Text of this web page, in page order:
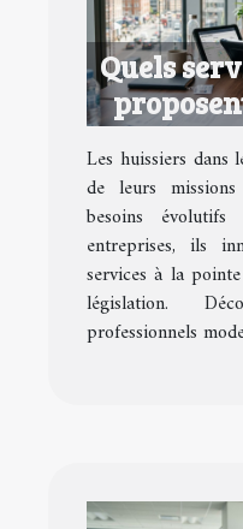
Quels
Les huissiers dans
de leurs
besoins
entreprises, ils
services à la
législation.
professionnels